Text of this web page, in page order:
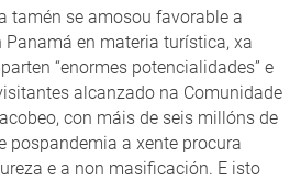
tamén se amosou favorable a
en materia turística, xa
“enormes potencialidades” e
alcanzado na Comunidade
con máis de seis millóns de
pospandemia a xente procura
e a non masificación. E isto